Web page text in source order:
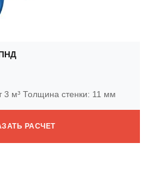
3 м³ Толщина стенки: 11 мм
РАСЧЕТ